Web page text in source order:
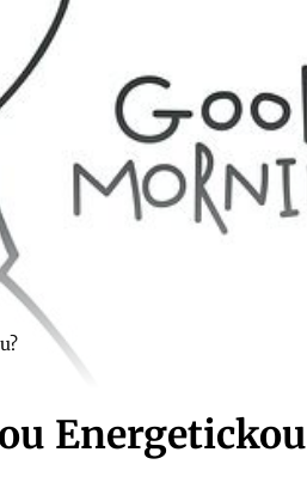
Energetickou